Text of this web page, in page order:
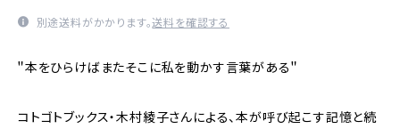
別途送料がかかります。送料を確認する
＂本をひらけばまたそこに私を動かす言葉がある＂
コトゴトブックス・木村綾子さんによる、本が呼び起こす記憶と続